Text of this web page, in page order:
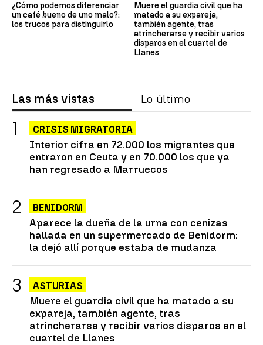
¿Cómo podemos diferenciar
un café bueno de uno malo?:
los trucos para distinguirlo
Muere el guardia civil que ha
matado a su expareja,
también agente, tras
atrincherarse y recibir varios
disparos en el cuartel de
Llanes
Las más vistas Lo último
CRISIS MIGRATORIA
Interior cifra en 72.000 los migrantes que
entraron en Ceuta y en 70.000 los que ya
han regresado a Marruecos
BENIDORM
Aparece la dueña de la urna con cenizas
hallada en un supermercado de Benidorm:
la dejó allí porque estaba de mudanza
ASTURIAS
Muere el guardia civil que ha matado a su
expareja, también agente, tras
atrincherarse y recibir varios disparos en el
cuartel de Llanes